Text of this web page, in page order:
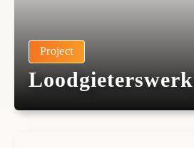
Project
Loodgieterswerk